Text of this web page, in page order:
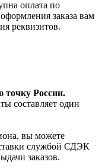
оплата по
заказа вам
реквизитов.
России.
составляет один
вы можете
службой СДЭК
заказов.